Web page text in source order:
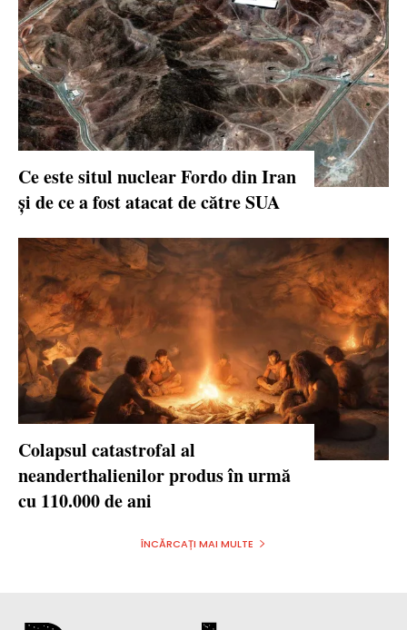
Ce este situl nuclear Fordo din Iran
și de ce a fost atacat de către SUA
Colapsul catastrofal al
neanderthalienilor produs în urmă
cu 110.000 de ani
ÎNCĂRCAȚI MAI MULTE